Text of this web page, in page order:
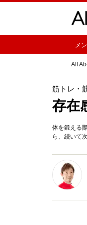
メ
All
筋トレ・
存在
体を鍛える
ら、続いて